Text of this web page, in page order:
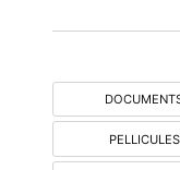
PELLICULES